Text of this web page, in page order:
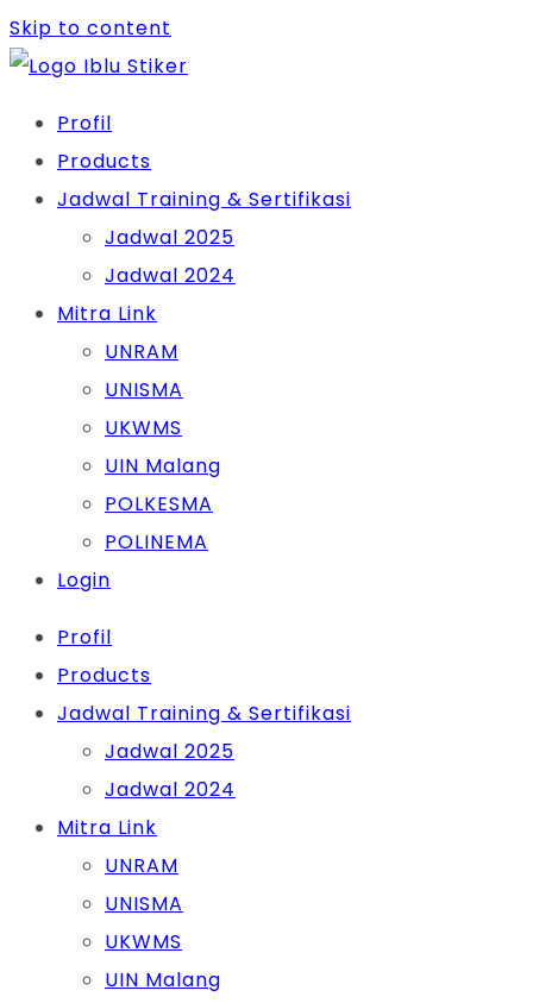
Skip to content
Profil
Products
Jadwal Training & Sertifikasi
Jadwal 2025
Jadwal 2024
Mitra Link
UNRAM
UNISMA
UKWMS
UIN Malang
POLKESMA
POLINEMA
Login
Profil
Products
Jadwal Training & Sertifikasi
Jadwal 2025
Jadwal 2024
Mitra Link
UNRAM
UNISMA
UKWMS
UIN Malang